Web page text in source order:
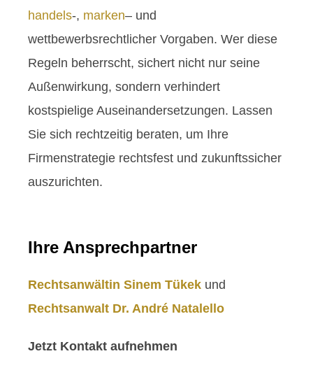
handels-, marken– und
wettbewerbsrechtlicher Vorgaben. Wer diese
Regeln beherrscht, sichert nicht nur seine
Außenwirkung, sondern verhindert
kostspielige Auseinandersetzungen. Lassen
Sie sich rechtzeitig beraten, um Ihre
Firmenstrategie rechtsfest und zukunftssicher
auszurichten.
Ihre Ansprechpartner
Rechtsanwältin Sinem Tükek und
Rechtsanwalt Dr. André Natalello
Jetzt Kontakt aufnehmen